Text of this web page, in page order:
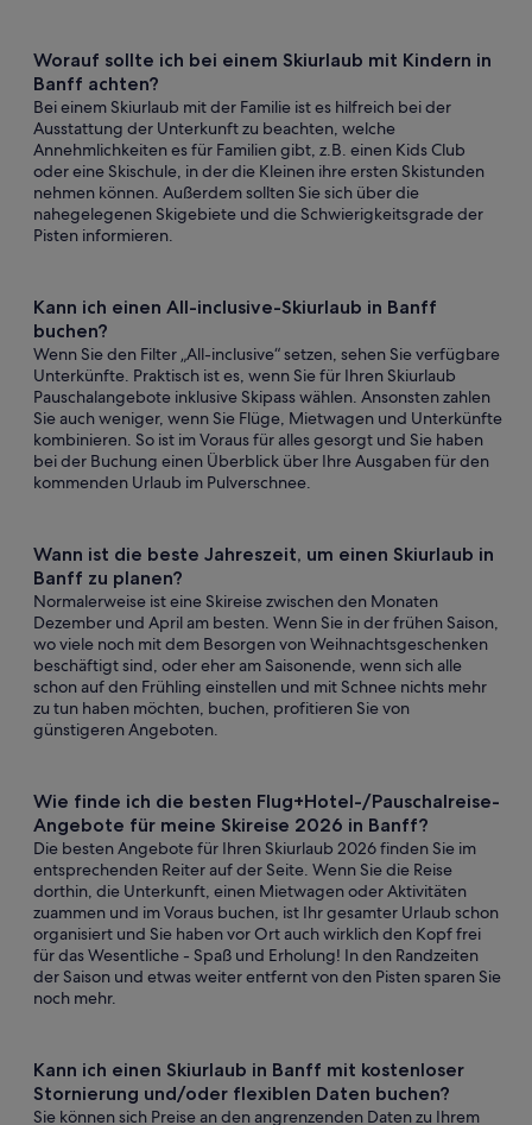
Worauf sollte ich bei einem Skiurlaub mit Kindern in
Banff achten?
Bei einem Skiurlaub mit der Familie ist es hilfreich bei der
Ausstattung der Unterkunft zu beachten, welche
Annehmlichkeiten es für Familien gibt, z.B. einen Kids Club
oder eine Skischule, in der die Kleinen ihre ersten Skistunden
nehmen können. Außerdem sollten Sie sich über die
nahegelegenen Skigebiete und die Schwierigkeitsgrade der
Pisten informieren.
Kann ich einen All-inclusive-Skiurlaub in Banff
buchen?
Wenn Sie den Filter „All-inclusive“ setzen, sehen Sie verfügbare
Unterkünfte. Praktisch ist es, wenn Sie für Ihren Skiurlaub
Pauschalangebote inklusive Skipass wählen. Ansonsten zahlen
Sie auch weniger, wenn Sie Flüge, Mietwagen und Unterkünfte
kombinieren. So ist im Voraus für alles gesorgt und Sie haben
bei der Buchung einen Überblick über Ihre Ausgaben für den
kommenden Urlaub im Pulverschnee.
Wann ist die beste Jahreszeit, um einen Skiurlaub in
Banff zu planen?
Normalerweise ist eine Skireise zwischen den Monaten
Dezember und April am besten. Wenn Sie in der frühen Saison,
wo viele noch mit dem Besorgen von Weihnachtsgeschenken
beschäftigt sind, oder eher am Saisonende, wenn sich alle
schon auf den Frühling einstellen und mit Schnee nichts mehr
zu tun haben möchten, buchen, profitieren Sie von
günstigeren Angeboten.
Wie finde ich die besten Flug+Hotel-/Pauschalreise-
Angebote für meine Skireise 2026 in Banff?
Die besten Angebote für Ihren Skiurlaub 2026 finden Sie im
entsprechenden Reiter auf der Seite. Wenn Sie die Reise
dorthin, die Unterkunft, einen Mietwagen oder Aktivitäten
zuammen und im Voraus buchen, ist Ihr gesamter Urlaub schon
organisiert und Sie haben vor Ort auch wirklich den Kopf frei
für das Wesentliche - Spaß und Erholung! In den Randzeiten
der Saison und etwas weiter entfernt von den Pisten sparen Sie
noch mehr.
Kann ich einen Skiurlaub in Banff mit kostenloser
Stornierung und/oder flexiblen Daten buchen?
Sie können sich Preise an den angrenzenden Daten zu Ihrem